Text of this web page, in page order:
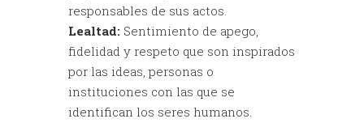
responsables de sus actos.
Lealtad: Sentimiento de apego,
fidelidad y respeto que son inspirados
por las ideas, personas o
instituciones con las que se
identifican los seres humanos.